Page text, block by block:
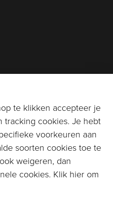
te klikken accepteer je
tracking cookies. Je hebt
voorkeuren aan
soorten cookies toe te
weigeren, dan
cookies. Klik hier om